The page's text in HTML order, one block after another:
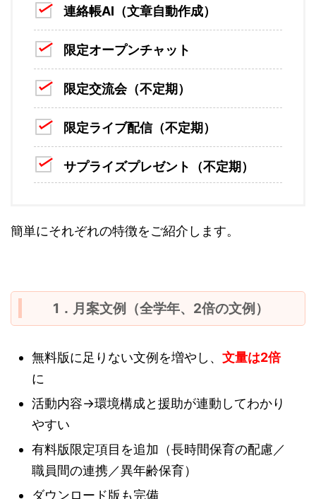
連絡帳AI（文章自動作成）
限定オープンチャット
限定交流会（不定期）
限定ライブ配信（不定期）
サプライズプレゼント（不定期）
簡単にそれぞれの特徴をご紹介します。
1．月案文例（全学年、2倍の文例）
無料版に足りない文例を増やし、 文量は2倍
に
活動内容→環境構成と援助が連動してわかり
やすい
有料版限定項目を追加（長時間保育の配慮／
職員間の連携／異年齢保育）
ダウンロード版も完備